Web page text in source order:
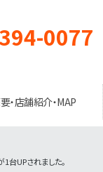
0077
・店舗紹介・MAP
台UPされました。